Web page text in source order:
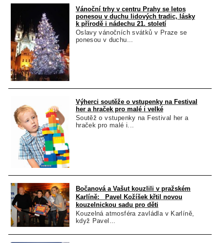
Vánoční trhy v centru Prahy se letos
ponesou v duchu lidových tradic, lásky
k přírodě i nádechu 21. století
Oslavy vánočních svátků v Praze se
ponesou v duchu...
Výherci soutěže o vstupenky na Festival
her a hraček pro malé i velké
Soutěž o vstupenky na Festival her a
hraček pro malé i...
Bočanová a Vašut kouzlili v pražském
Karlíně: Pavel Kožíšek křtil novou
kouzelnickou sadu pro děti
Kouzelná atmosféra zavládla v Karlíně,
když Pavel...